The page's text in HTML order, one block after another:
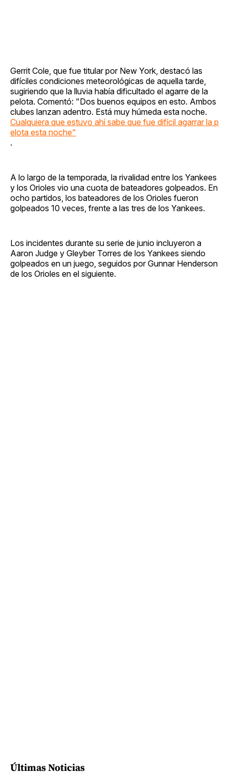
Gerrit Cole, que fue titular por New York, destacó las
difíciles condiciones meteorológicas de aquella tarde,
sugiriendo que la lluvia había dificultado el agarre de la
pelota. Comentó: "Dos buenos equipos en esto. Ambos
clubes lanzan adentro. Está muy húmeda esta noche.
Cualquiera que estuvo ahí sabe que fue difícil agarrar la p
elota esta noche"
.
A lo largo de la temporada, la rivalidad entre los Yankees
y los Orioles vio una cuota de bateadores golpeados. En
ocho partidos, los bateadores de los Orioles fueron
golpeados 10 veces, frente a las tres de los Yankees.
Los incidentes durante su serie de junio incluyeron a
Aaron Judge y Gleyber Torres de los Yankees siendo
golpeados en un juego, seguidos por Gunnar Henderson
de los Orioles en el siguiente.
Últimas Noticias